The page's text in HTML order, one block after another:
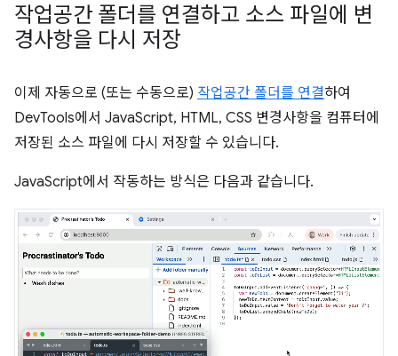
작업공간 폴더를 연결하고 소스 파일에 변
경사항을 다시 저장
이제 자동으로 (또는 수동으로) 작업공간 폴더를 연결하여
DevTools에서 JavaScript, HTML, CSS 변경사항을 컴퓨터에
저장된 소스 파일에 다시 저장할 수 있습니다.
JavaScript에서 작동하는 방식은 다음과 같습니다.